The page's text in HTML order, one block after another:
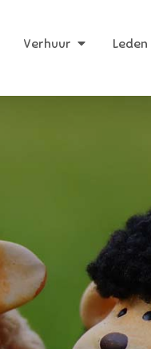
Verhuur Leden